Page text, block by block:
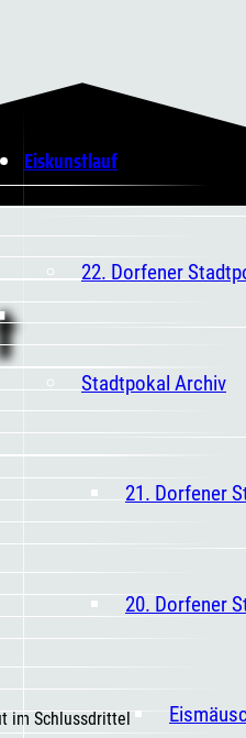
Eiskunstlauf
22. Dorfener
Stadtpokal Archiv
21. Dorfener
20. Dorfener
im Schlussdrittel